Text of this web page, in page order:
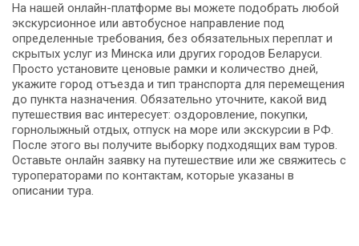
На нашей онлайн-платформе вы можете подобрать любой
экскурсионное или автобусное направление под
определенные требования, без обязательных переплат и
скрытых услуг из Минска или других городов Беларуси.
Просто установите ценовые рамки и количество дней,
укажите город отъезда и тип транспорта для перемещения
до пункта назначения. Обязательно уточните, какой вид
путешествия вас интересует: оздоровление, покупки,
горнолыжный отдых, отпуск на море или экскурсии в РФ.
После этого вы получите выборку подходящих вам туров.
Оставьте онлайн заявку на путешествие или же свяжитесь с
туроператорами по контактам, которые указаны в
описании тура.